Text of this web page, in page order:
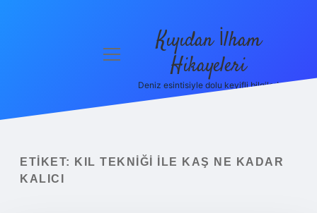
Yasal Uyarı
menüyü
Kıyıdan İlham
Hikayeleri
Deniz esintisiyle dolu keyifli bilgiler!
ETIKET:
KIL TEKNIĞI ILE KAŞ NE KADAR
KALICI